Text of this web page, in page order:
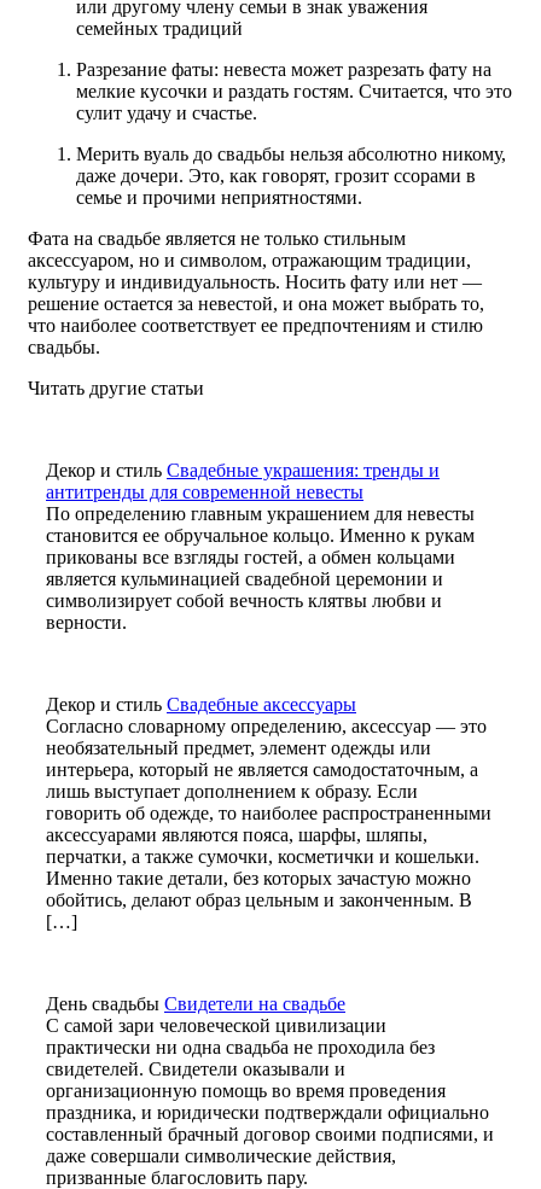
или другому члену семьи в знак уважения
семейных традиций
Разрезание фаты: невеста может разрезать фату на
мелкие кусочки и раздать гостям. Считается, что это
сулит удачу и счастье.
Мерить вуаль до свадьбы нельзя абсолютно никому,
даже дочери. Это, как говорят, грозит ссорами в
семье и прочими неприятностями.
Фата на свадьбе является не только стильным
аксессуаром, но и символом, отражающим традиции,
культуру и индивидуальность. Носить фату или нет —
решение остается за невестой, и она может выбрать то,
что наиболее соответствует ее предпочтениям и стилю
свадьбы.
Читать другие статьи
Декор и стиль Свадебные украшения: тренды и
антитренды для современной невесты
По определению главным украшением для невесты
становится ее обручальное кольцо. Именно к рукам
прикованы все взгляды гостей, а обмен кольцами
является кульминацией свадебной церемонии и
символизирует собой вечность клятвы любви и
верности.
Декор и стиль Свадебные аксессуары
Согласно словарному определению, аксессуар — это
необязательный предмет, элемент одежды или
интерьера, который не является самодостаточным, а
лишь выступает дополнением к образу. Если
говорить об одежде, то наиболее распространенными
аксессуарами являются пояса, шарфы, шляпы,
перчатки, а также сумочки, косметички и кошельки.
Именно такие детали, без которых зачастую можно
обойтись, делают образ цельным и законченным. В
[…]
День свадьбы Свидетели на свадьбе
С самой зари человеческой цивилизации
практически ни одна свадьба не проходила без
свидетелей. Свидетели оказывали и
организационную помощь во время проведения
праздника, и юридически подтверждали официально
составленный брачный договор своими подписями, и
даже совершали символические действия,
призванные благословить пару.